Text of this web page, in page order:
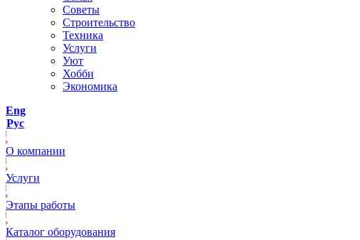
Советы
Строительство
Техника
Услуги
Уют
Хобби
Экономика
Eng
Рус
О компании
Услуги
Этапы работы
Каталог оборудования